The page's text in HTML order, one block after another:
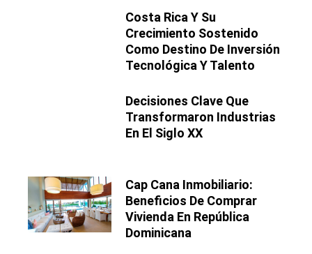
Costa Rica Y Su
Crecimiento Sostenido
Como Destino De Inversión
Tecnológica Y Talento
Decisiones Clave Que
Transformaron Industrias
En El Siglo XX
Cap Cana Inmobiliario:
Beneficios De Comprar
Vivienda En República
Dominicana